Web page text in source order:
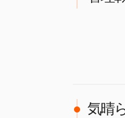
気晴